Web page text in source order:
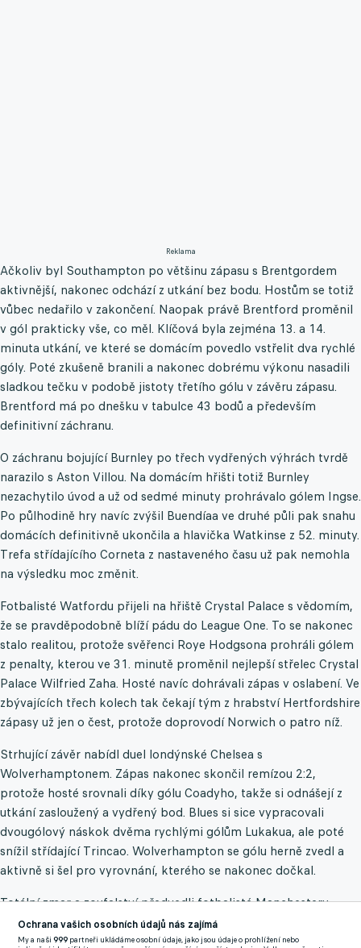
Reklama
Ačkoliv byl Southampton po většinu zápasu s Brentgordem
aktivnější, nakonec odchází z utkání bez bodu. Hostům se totiž
vůbec nedařilo v zakončení. Naopak právě Brentford proměnil
v gól prakticky vše, co měl. Klíčová byla zejména 13. a 14.
minuta utkání, ve které se domácím povedlo vstřelit dva rychlé
góly. Poté zkušeně branili a nakonec dobrému výkonu nasadili
sladkou tečku v podobě jistoty třetího gólu v závěru zápasu.
Brentford má po dnešku v tabulce 43 bodů a především
definitivní záchranu.
O záchranu bojující Burnley po třech vydřených výhrách tvrdě
narazilo s Aston Villou. Na domácím hřišti totiž Burnley
nezachytilo úvod a už od sedmé minuty prohrávalo gólem Ingse.
Po půlhodině hry navíc zvýšil Buendíaa ve druhé půli pak snahu
domácích definitivně ukončila a hlavička Watkinse z 52. minuty.
Trefa střídajícího Corneta z nastaveného času už pak nemohla
na výsledku moc změnit.
Fotbalisté Watfordu přijeli na hřiště Crystal Palace s vědomím,
že se pravděpodobně blíží pádu do League One. To se nakonec
stalo realitou, protože svěřenci Roye Hodgsona prohráli gólem
z penalty, kterou ve 31. minutě proměnil nejlepší střelec Crystal
Palace Wilfried Zaha. Hosté navíc dohrávali zápas v oslabení. Ve
zbývajících třech kolech tak čekají tým z hrabství Hertfordshire
zápasy už jen o čest, protože doprovodí Norwich o patro níž.
Strhující závěr nabídl duel londýnské Chelsea s
Wolverhamptonem. Zápas nakonec skončil remízou 2:2,
protože hosté srovnali díky gólu Coadyho, takže si odnášejí z
utkání zasloužený a vydřený bod. Blues si sice vypracovali
dvougólový náskok dvěma rychlými gólům Lukakua, ale poté
snížil střídající Trincao. Wolverhampton se gólu herně zvedl a
aktivně si šel pro vyrovnání, kterého se nakonec dočkal.
Totální zmar a zoufalství předvedli fotbalisté Manchesteru
United v Brightonu. Ten totiž slavný Manchester United na
svém stadionu vyklepl vysoko 4:0! Rackové navíc vyhráli doma
Ochrana vašich osobních údajů nás zajímá
My a naši999 partneři ukládáme osobní údaje, jako jsou údaje o prohlížení nebo